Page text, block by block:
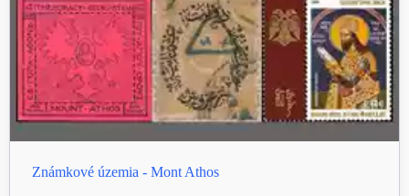
Známkové územia - Mont Athos